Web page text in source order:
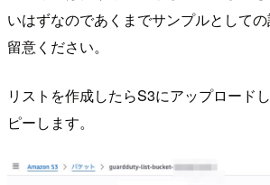
いはずなのであくまでサンプルとして
留意ください。
リストを作成したらS3にアップロード
ピーします。